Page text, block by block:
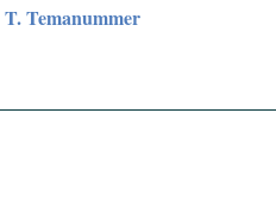
T. Temanummer